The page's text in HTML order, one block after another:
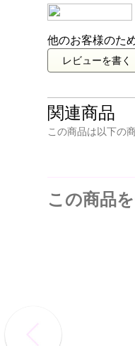
他のお客様のた
レビューを書く
関連商品
この商品は以下の
この商品